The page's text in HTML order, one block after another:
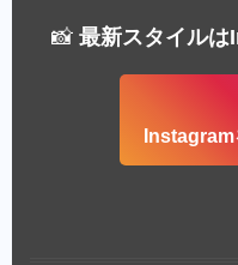
📸 最新スタイルは